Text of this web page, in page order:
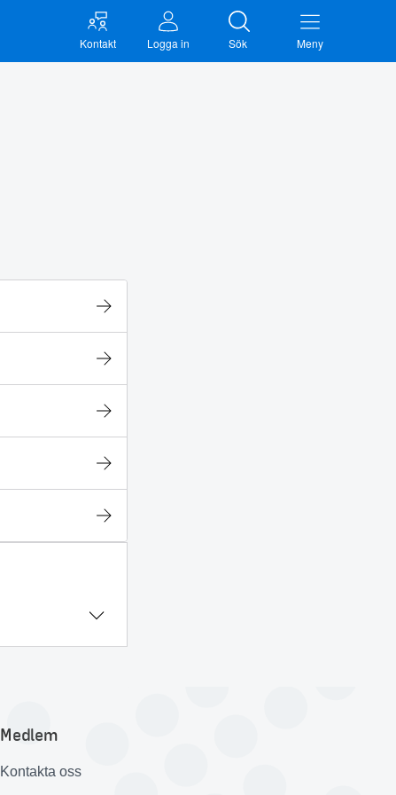
Kontakt Logga in Sök Meny
Medlem
Kontakta oss